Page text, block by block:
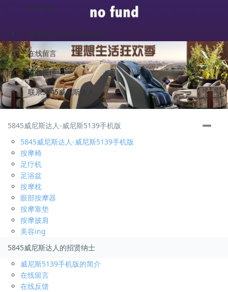
美容ing
威尼斯5139手机版的简介
在线留言
在线反馈
联系5845威尼斯达人
5845威尼斯达人-威尼斯5139手机版
5845威尼斯达人-威尼斯5139手机版
按摩椅
足疗机
足浴盆
按摩枕
眼部按摩器
按摩靠垫
按摩披肩
美容ing
5845威尼斯达人的招贤纳士
威尼斯5139手机版的简介
在线留言
在线反馈
储备干部 3000-4000
招聘人数 3
发布时间:
申请
运营总监
招聘人数
发布时间:
运营助理 3000-6000
招聘人数